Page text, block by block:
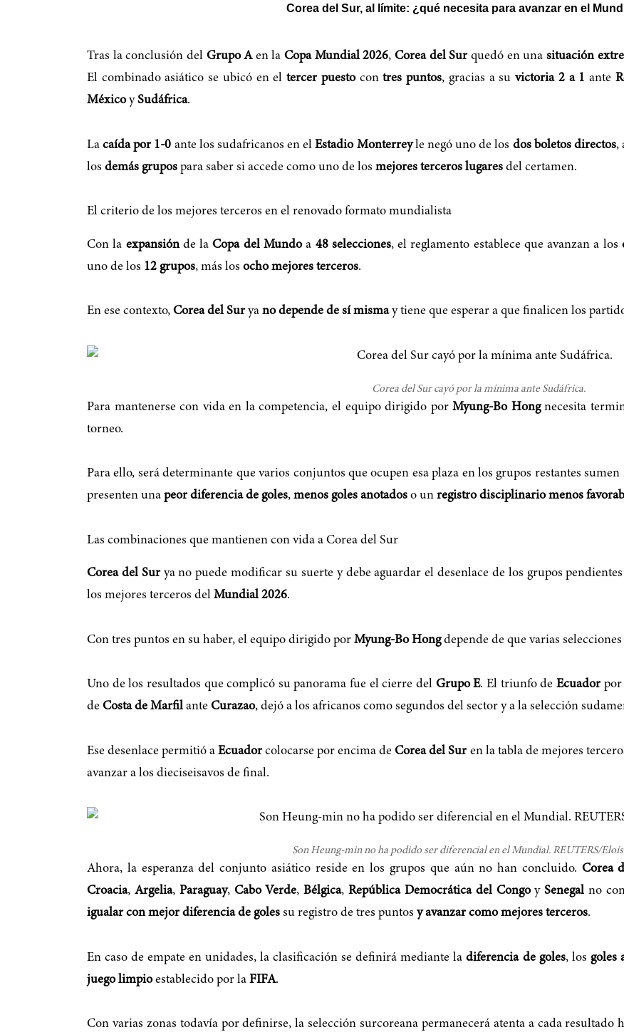
Corea del Sur, al límite: ¿qué necesita para avanzar en el
Tras la conclusión del Grupo Aen laCopa Mundial 2026,Corea del Surquedó en una situación
El combinado asiático se ubicó en eltercer puestocontres puntos, gracias a suvictoria 2 a 1 ante
MéxicoySudáfrica.
Lacaída por 1-0 ante los sudafricanos en elEstadio Monterreyle negó uno de los dos boletos directos,
los demás grupos para saber si accede como uno de los mejores terceros lugares del certamen.
El criterio de los mejores terceros en el renovado formato mundialista
Con la expansiónde laCopa del Mundoa 48 selecciones, el reglamento establece que avanzan a los
uno de los 12 grupos, más los ocho mejores terceros.
En ese contexto, Corea del Surya no depende de sí mismay tiene que esperar a que finalicen los
Corea del Sur cayó por la mínima ante Sudáfrica.
Para mantenerse con vida en la competencia, el equipo dirigido porMyung-Bo Hongnecesita
torneo.
Para ello, será determinante que varios conjuntos que ocupen esa plaza en los grupos restantes sumen
presenten una peor diferencia de goles, menos goles anotados o un registro disciplinario menos
Las combinaciones que mantienen con vida a Corea del Sur
Corea del Surya no puede modificar su suerte y debe aguardar el desenlace de los grupos
los mejores terceros del Mundial 2026.
Con tres puntos en su haber, el equipo dirigido por Myung-Bo Hongdepende de que varias
Uno de los resultados que complicó su panorama fue el cierre del Grupo E. El triunfo de Ecuador
de Costa de Marfil ante Curazao, dejó a los africanos como segundos del sector y a la selección
Ese desenlace permitió aEcuadorcolocarse por encima deCorea del Suren la tabla de mejores
avanzar a los dieciseisavos de final.
Son Heung-min no ha podido ser diferencial en el Mundial. REUTERS/
Ahora, la esperanza del conjunto asiático reside en los grupos que aún no han concluido. Corea
Croacia, Argelia, Paraguay, Cabo Verde,Bélgica,República Democrática del CongoySenegal no
igualar con mejor diferencia de goles su registro de tres puntos y avanzar como mejores terceros.
En caso de empate en unidades, la clasificación se definirá mediante ladiferencia de goles, los goles
juego limpioestablecido por la FIFA.
Con varias zonas todavía por definirse, la selección surcoreana permanecerá atenta a cada resultado